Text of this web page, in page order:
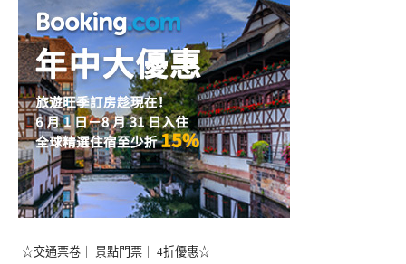
☆交通票卷｜ 景點門票｜ 4折優惠☆